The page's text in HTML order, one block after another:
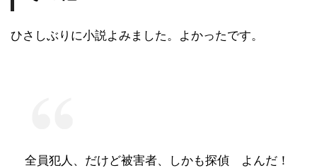
ひさしぶりに小説よみました。よかったです。
全員犯人、だけど被害者、しかも探偵 よんだ！